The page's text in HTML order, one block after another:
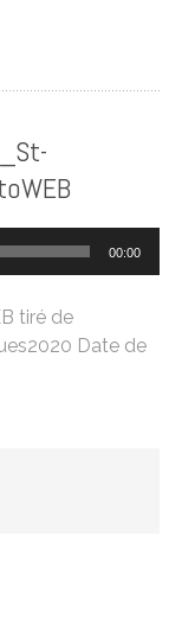
00:00
tiré de
Date de